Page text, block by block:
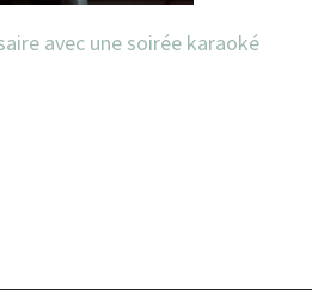
avec une soirée karaoké